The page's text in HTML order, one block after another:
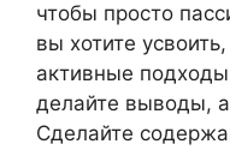
чтобы просто
вы хотите
активные
делайте выводы, а
Сделайте